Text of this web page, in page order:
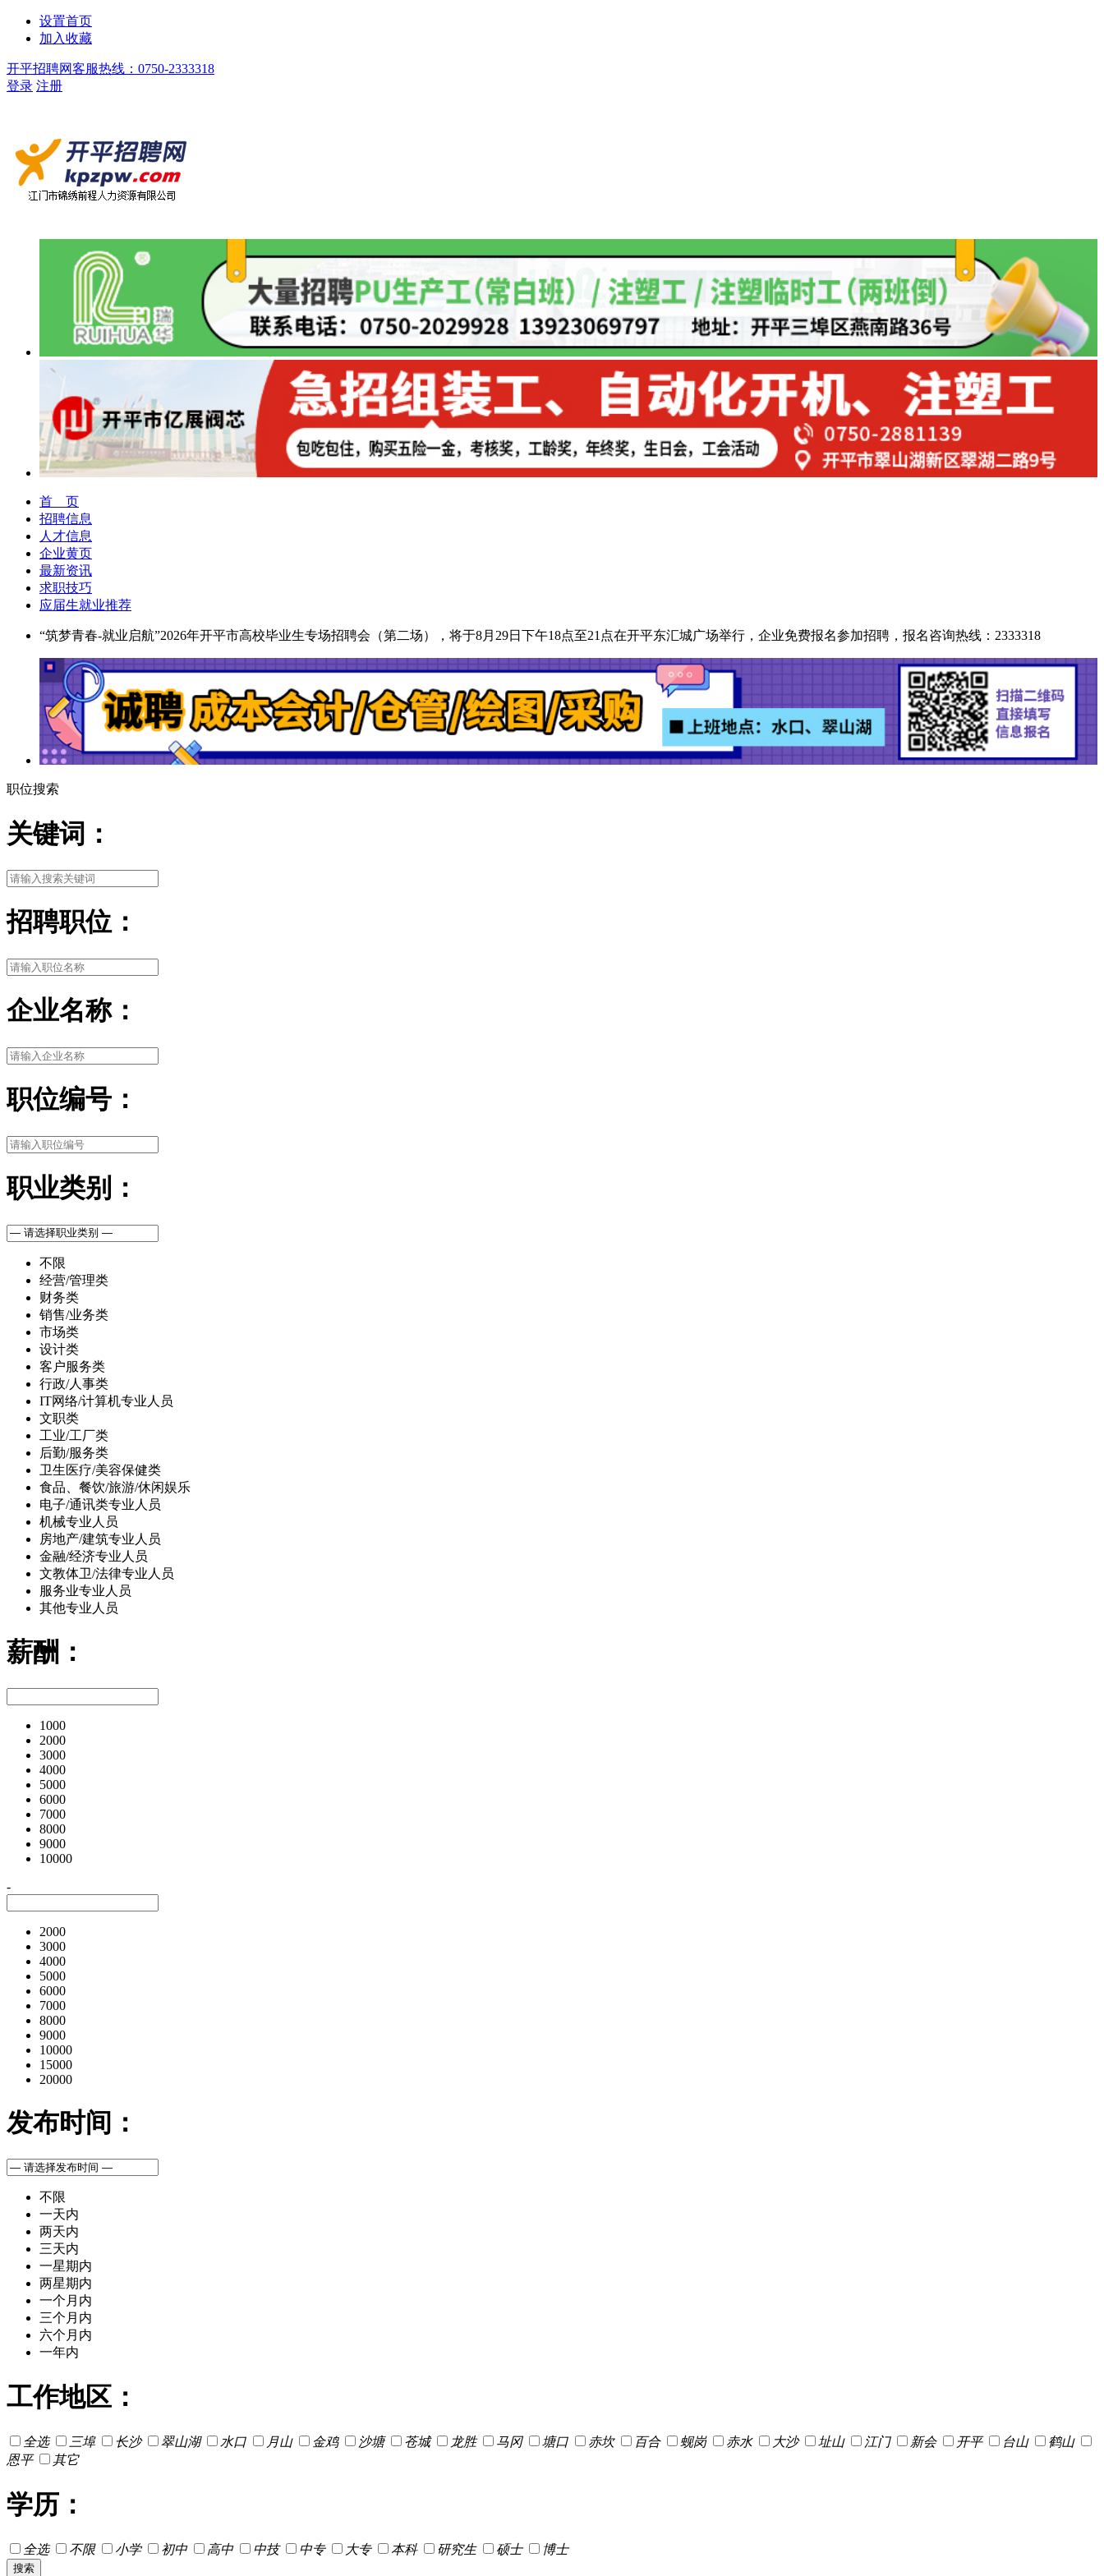
设置首页
加入收藏
开平招聘网客服热线：0750-2333318
登录 注册
首 页
招聘信息
人才信息
企业黄页
最新资讯
求职技巧
应届生就业推荐
“筑梦青春-就业启航”2026年开平市高校毕业生专场招聘会（第二场），将于8月29日下午18点至21点在开平东汇城广场举行，企业免费报名参加招聘，报名咨询热线：2333318
职位搜索
关键词：
招聘职位：
企业名称：
职位编号：
职业类别：
不限
经营/管理类
财务类
销售/业务类
市场类
设计类
客户服务类
行政/人事类
IT网络/计算机专业人员
文职类
工业/工厂类
后勤/服务类
卫生医疗/美容保健类
食品、餐饮/旅游/休闲娱乐
电子/通讯类专业人员
机械专业人员
房地产/建筑专业人员
金融/经济专业人员
文教体卫/法律专业人员
服务业专业人员
其他专业人员
薪酬：
1000
2000
3000
4000
5000
6000
7000
8000
9000
10000
-
2000
3000
4000
5000
6000
7000
8000
9000
10000
15000
20000
发布时间：
不限
一天内
两天内
三天内
一星期内
两星期内
一个月内
三个月内
六个月内
一年内
工作地区：
全选 三埠 长沙 翠山湖 水口 月山 金鸡 沙塘 苍城 龙胜 马冈 塘口 赤坎 百合 蚬岗 赤水 大沙 址山 江门 新会 开平 台山
鹤山
恩平
其它
学历：
全选 不限 小学 初中 高中 中技 中专 大专 本科 研究生 硕士 博士